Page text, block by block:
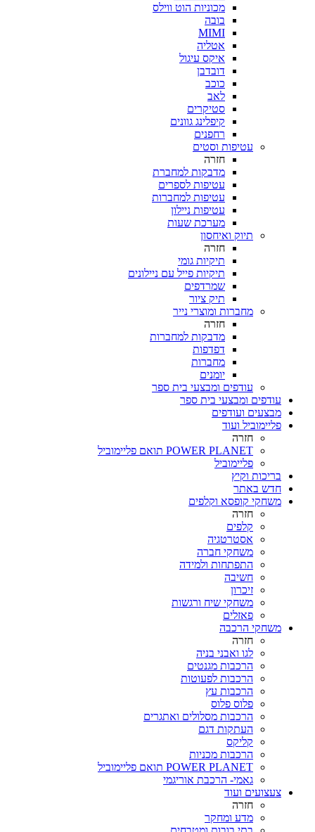
מכוניות הוט ווילס
בובה
MIMI
אטליה
איקס עיגול
דובדבן
כוכב
לאב
סטיקרים
קיפלינג גוונים
רחפנים
עטיפות וסטים
חזרה
מדבקות למחברת
עטיפות לספרים
עטיפות למחברות
עטיפות ניילון
מערכת שעות
תיוק ואיחסון
חזרה
תיקיות גומי
תיקיות פייל עם ניילונים
שמרדפים
תיק ציור
מחברות ומוצרי נייר
חזרה
מדבקות למחברות
דפדפות
מחברות
יומנים
עודפים ומבצעי בית ספר
עודפים ומבצעי בית ספר
מבצעים ועודפים
פליימוביל ועוד
חזרה
POWER PLANET תואם פליימוביל
פליימוביל
בריכות וקיץ
חדש באתר
משחקי קופסא וקלפים
חזרה
קלפים
אסטרטגיה
משחקי חברה
התפתחות ולמידה
חשיבה
זיכרון
משחקי שיח ורגשות
פאזלים
משחקי הרכבה
חזרה
לגו ואבני בניה
הרכבות מגנטים
הרכבות לפעוטות
הרכבות עץ
פלוס פלוס
הרכבות מסלולים ואתגרים
העתקות דגם
קליקס
הרכבות מכניות
POWER PLANET תואם פליימוביל
גאמי- הרכבת אוריגמי
צעצועים ועוד
חזרה
מדע ומחקר